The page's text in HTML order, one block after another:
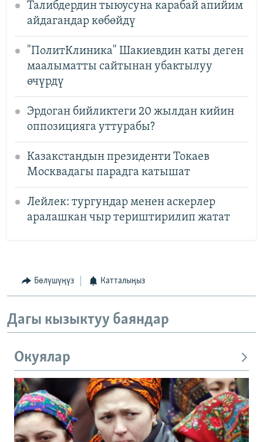
Талибдердин тыюусуна карабай апийим
айдагандар көбөйдү
"ПолитКлиника" Шакиевдин каты деген
маалыматты сайтынан убактылуу
өчүрдү
Эрдоган бийликтеги 20 жылдан кийин
оппозицияга уттурабы?
Казакстандын президенти Токаев
Москвадагы парадга катышат
Лейлек: тургундар менен аскерлер
аралашкан чыр териштирилип жатат
Бөлүшүңүз Катталыңыз
Дагы кызыктуу баяндар
Окуялар